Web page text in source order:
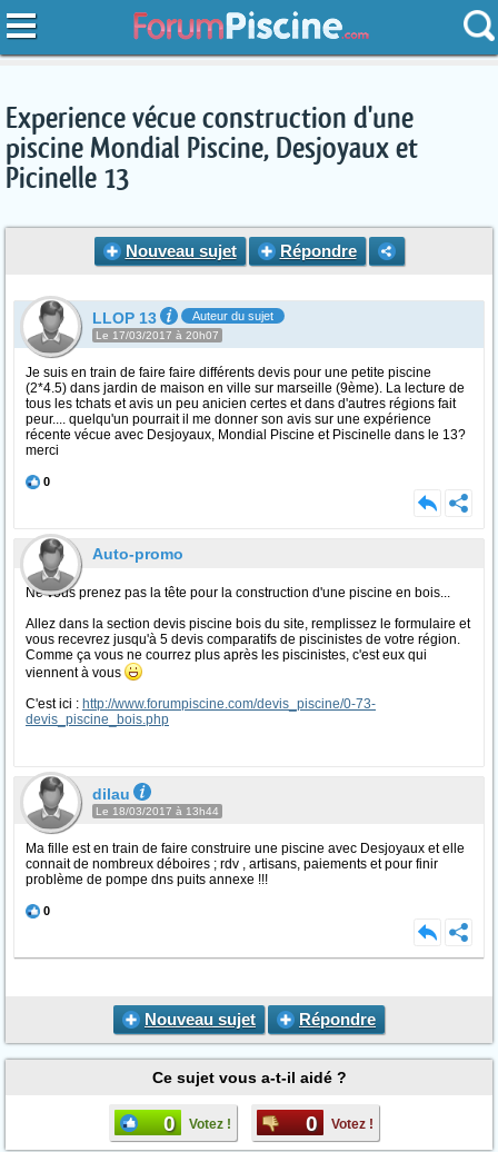
Experience vécue construction d'une
piscine Mondial Piscine, Desjoyaux et
Picinelle 13
Nouveau sujet Répondre
LLOP 13 Auteur du sujet
Le 17/03/2017 à 20h07
Je suis en train de faire faire différents devis pour une petite piscine
(2*4.5) dans jardin de maison en ville sur marseille (9ème). La lecture de
tous les tchats et avis un peu anicien certes et dans d'autres régions fait
peur.... quelqu'un pourrait il me donner son avis sur une expérience
récente vécue avec Desjoyaux, Mondial Piscine et Piscinelle dans le 13?
merci
0
Auto-promo
Ne vous prenez pas la tête pour la construction d'une piscine en bois...
Allez dans la section devis piscine bois du site, remplissez le formulaire et
vous recevrez jusqu'à 5 devis comparatifs de piscinistes de votre région.
Comme ça vous ne courrez plus après les piscinistes, c'est eux qui
viennent à vous
C'est ici : http://www.forumpiscine.com/devis_piscine/0-73-
devis_piscine_bois.php
dilau
Le 18/03/2017 à 13h44
Ma fille est en train de faire construire une piscine avec Desjoyaux et elle
connait de nombreux déboires ; rdv , artisans, paiements et pour finir
problème de pompe dns puits annexe !!!
0
Nouveau sujet Répondre
Ce sujet vous a-t-il aidé ?
0 Votez ! 0 Votez !